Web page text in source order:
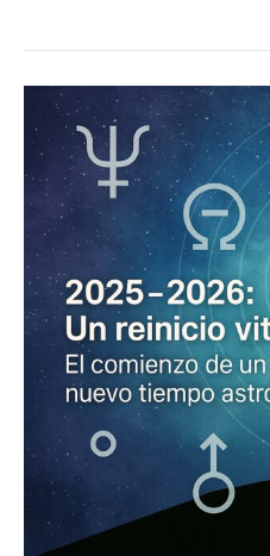
Reinicio
astrológico
2025–
2026:
El
comienzo
de
un
nuevo
tiempo